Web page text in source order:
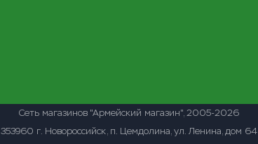
Сеть магазинов "Армейский магазин", 2005-2026
353960 г. Новороссийск, п. Цемдолина, ул. Ленина, дом 64